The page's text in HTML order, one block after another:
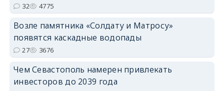
32 4775
Возле памятника «Солдату и Матросу»
появятся каскадные водопады
27 3676
Чем Севастополь намерен привлекать
инвесторов до 2039 года